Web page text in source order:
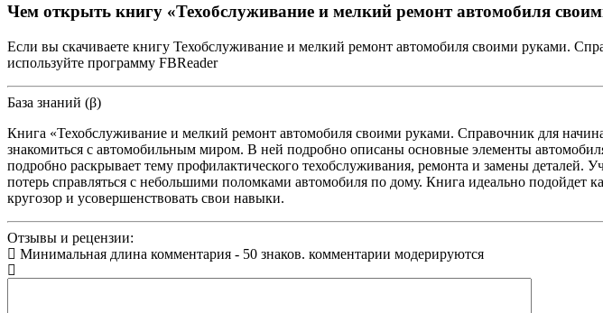
Чем открыть книгу «Техобслуживание и мелкий ремонт автомобиля
Если вы скачиваете книгу Техобслуживание и мелкий ремонт автомобиля своими руками.
используйте программу FBReader
База знаний (β)
Книга «Техобслуживание и мелкий ремонт автомобиля своими руками. Справочник для
знакомиться с автомобильным миром. В ней подробно описаны основные элементы
подробно раскрывает тему профилактического техобслуживания, ремонта и замены
потерь справляться с небольшими поломками автомобиля по дому. Книга идеально
кругозор и усовершенствовать свои навыки.
Отзывы и рецензии:
Минимальная длина комментария - 50 знаков. комментарии модерируются